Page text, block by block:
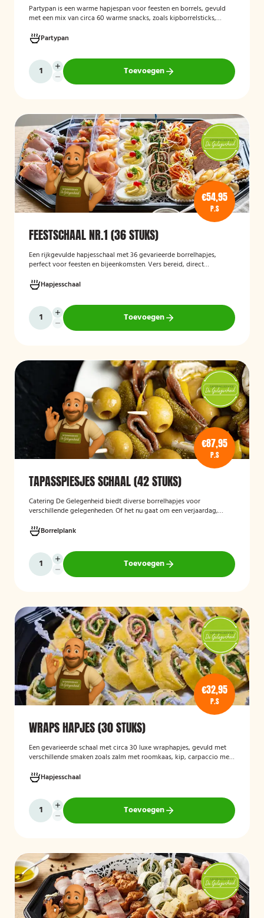
Partypan is een warme hapjespan voor feesten en borrels, gevuld
met een mix van circa 60 warme snacks, zoals kipborrelsticks,
geleverd en hoeft alleen nog verwarmd te worden, waardoor het
een eenvoudige en praktische cateringoplossing is voor
verjaardagen, jubilea, bedrijfsfeesten en andere bijeenkomsten.
Partypan
Toevoegen
€54,95
P.S
FEESTSCHAAL NR.1 (36 STUKS)
Een rijkgevulde hapjesschaal met 36 gevarieerde borrelhapjes,
perfect voor feesten en bijeenkomsten. Vers bereid, direct
Hapjesschaal
Toevoegen
€87,95
P.S
TAPASSPIESJES SCHAAL (42 STUKS)
Catering De Gelegenheid biedt diverse borrelhapjes voor
verschillende gelegenheden. Of het nu gaat om een verjaardag,
Hieronder ziet u een selectie uit ons aanbod. De tapasspiesjesschaal
is geschikt voor maximaal 6 personen.
Borrelplank
Toevoegen
€32,95
P.S
WRAPS HAPJES (30 STUKS)
Een gevarieerde schaal met circa 30 luxe wraphapjes, gevuld met
verschillende smaken zoals zalm met roomkaas, kip, carpaccio met
Ideaal als borrelhapje voor feestjes, recepties of zakelijke
bijeenkomsten. De wraps zijn vers bereid en aantrekkelijk
gepresenteerd op een serveerschaal.
Hapjesschaal
Toevoegen